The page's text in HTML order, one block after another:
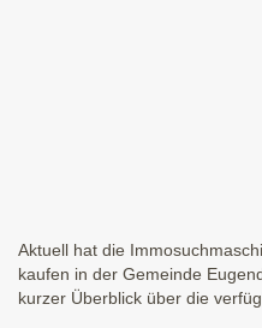
Aktuell hat die
kaufen in der Gemeinde
kurzer Überblick über die